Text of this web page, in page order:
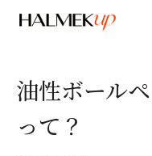
油性ボール
って？